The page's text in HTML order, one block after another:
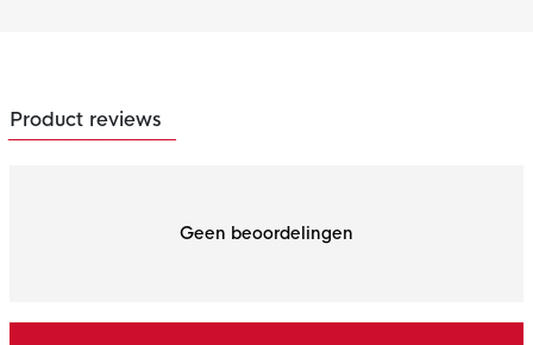
Product reviews
Geen beoordelingen